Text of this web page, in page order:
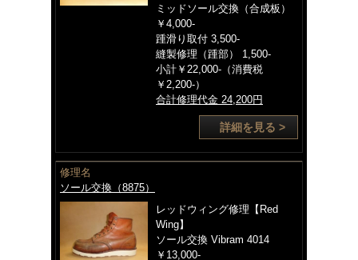
ミッドソール交換（合成板）
￥4,000-
踵滑り取付 3,500-
縫製修理（踵部） 1,500-
小計￥22,000-（消費税
￥2,200-）
合計修理代金 24,200円
詳細を見る >
修理名
ソール交換（8875）
レッドウィング修理【Red
Wing】
ソール交換 Vibram 4014
￥13,000-